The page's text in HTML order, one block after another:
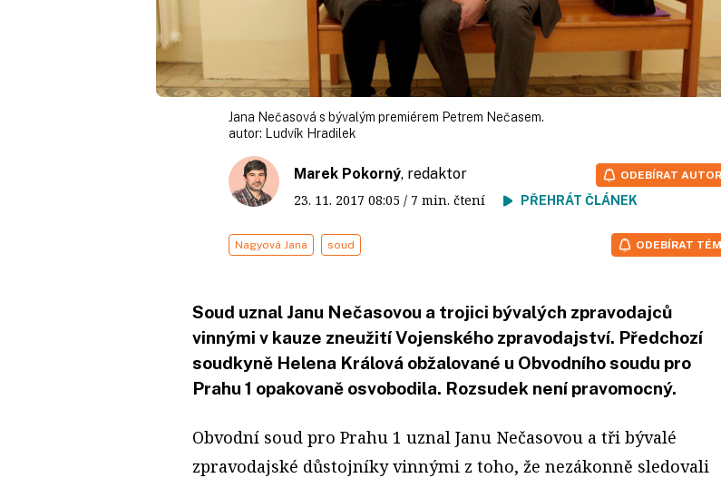
Jana Nečasová s bývalým premiérem Petrem Nečasem.
autor: Ludvík Hradilek
Marek Pokorný, redaktor
23. 11. 2017 08:05 / 7 min. čtení PŘEHRÁT ČLÁNEK
ODEBÍRAT
Nagyová Jana soud ODEBÍRAT
Soud uznal Janu Nečasovou a trojici bývalých zpravodajců
vinnými v kauze zneužití Vojenského zpravodajství. Předchozí
soudkyně Helena Králová obžalované u Obvodního soudu pro
Prahu 1 opakovaně osvobodila. Rozsudek není pravomocný.
Obvodní soud pro Prahu 1 uznal Janu Nečasovou a tři bývalé
zpravodajské důstojníky vinnými z toho, že nezákonně sledovali